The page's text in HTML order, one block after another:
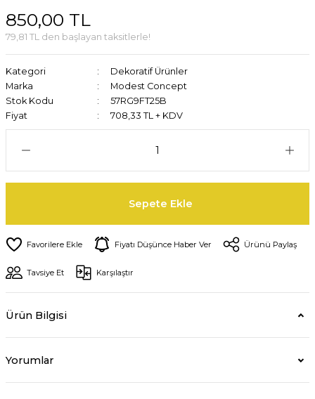
850,00 TL
79,81 TL den başlayan taksitlerle!
Kategori
Dekoratif Ürünler
Marka
Modest Concept
Stok Kodu
57RG9FT25B
Fiyat
708,33 TL + KDV
Sepete Ekle
Fiyatı Düşünce Haber Ver Ürünü Paylaş
Tavsiye Et Karşılaştır
Ürün Bilgisi
Yorumlar